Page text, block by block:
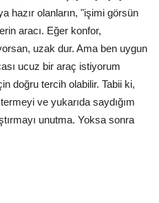
hazır olanların, "işimi görsün
aracı. Eğer konfor,
uzak dur. Ama ben uygun
ucuz bir araç istiyorum
doğru tercih olabilir. Tabii ki,
ve yukarıda saydığım
unutma. Yoksa sonra